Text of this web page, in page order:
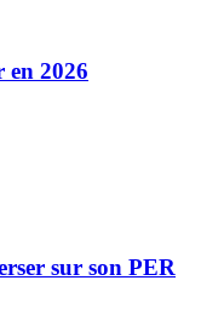
en 2026
sur son PER